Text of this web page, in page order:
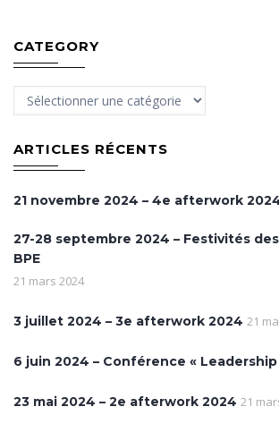
CATEGORY
Category
ARTICLES RÉCENTS
21 novembre 2024 – 4e afterwork
27-28 septembre 2024 – Festivités
BPE
21 mars 2024
3 juillet 2024 – 3e afterwork 2024 21
6 juin 2024 – Conférence « Leadership
23 mai 2024 – 2e afterwork 2024 21